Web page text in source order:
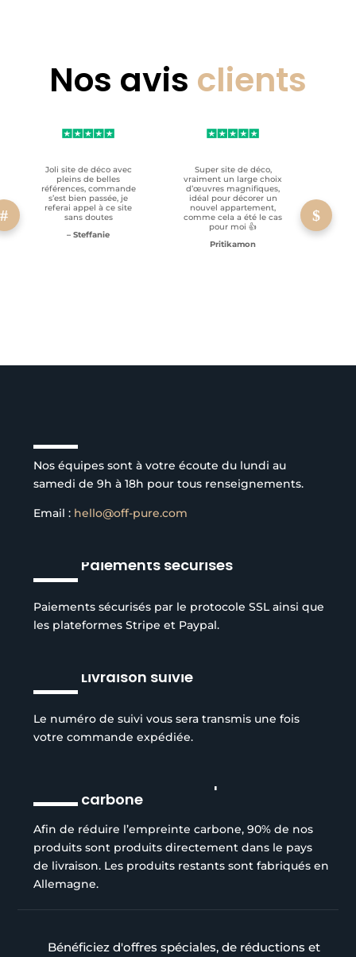
Nos avis clients
Joli site de déco avec
pleins de belles
références, commande
s’est bien passée, je
referai appel à ce site
sans doutes
– Steffanie
Super site de déco,
vraiment un large choix
d’œuvres magnifiques,
idéal pour décorer un
nouvel appartement,
comme cela a été le cas
pour moi 👍
Pritikamon
Nos équipes sont à votre écoute du lundi au
samedi de 9h à 18h pour tous renseignements.
Email : hello@off-pure.com
Paiements sécurisés
Paiements sécurisés par le protocole SSL ainsi que
les plateformes Stripe et Paypal.
Livraison suivie
Le numéro de suivi vous sera transmis une fois
votre commande expédiée.
Réduction de l’empreinte
carbone
Afin de réduire l’empreinte carbone, 90% de nos
produits sont produits directement dans le pays
de livraison. Les produits restants sont fabriqués en
Allemagne.
Bénéficiez d'offres spéciales, de réductions et